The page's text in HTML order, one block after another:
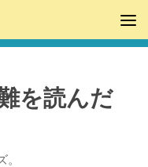
を読んだ